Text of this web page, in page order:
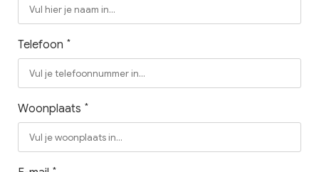
Telefoon *
Woonplaats *
*